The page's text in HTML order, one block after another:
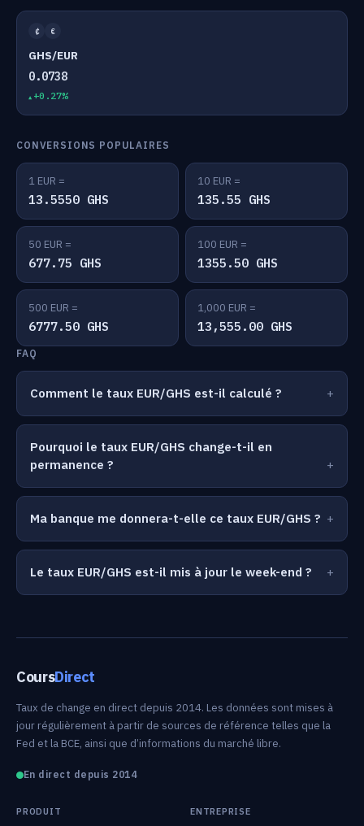
₵ €
GHS/EUR
0.0738
+0.27%
CONVERSIONS POPULAIRES
1 EUR =
13.5550 GHS
10 EUR =
135.55 GHS
50 EUR =
677.75 GHS
100 EUR =
1355.50 GHS
500 EUR =
6777.50 GHS
1,000 EUR =
13,555.00 GHS
FAQ
Comment le taux EUR/GHS est-il calculé ?
Pourquoi le taux EUR/GHS change-t-il en
permanence ?
Ma banque me donnera-t-elle ce taux EUR/GHS ?
Le taux EUR/GHS est-il mis à jour le week-end ?
CoursDirect
Taux de change en direct depuis 2014. Les données sont mises à
jour régulièrement à partir de sources de référence telles que la
Fed et la BCE, ainsi que d’informations du marché libre.
En direct depuis 2014
PRODUIT ENTREPRISE